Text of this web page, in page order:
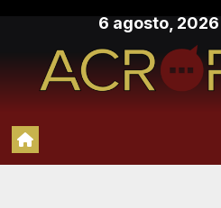
contenido
6 agosto, 2026